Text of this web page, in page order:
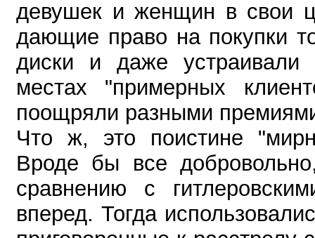
девушек и женщин в свои
дающие право на покупки
диски и даже устраивали
местах "примерных
поощряли разными
Что ж, это поистине
Вроде бы все
сравнению с
вперед. Тогда